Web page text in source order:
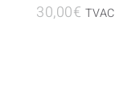
30,00€ TVAC